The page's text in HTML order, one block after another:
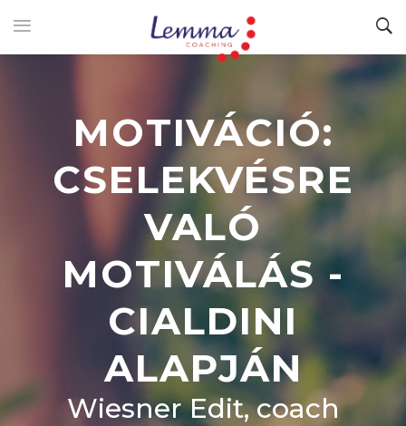
MOTIVÁCIÓ:
CSELEKVÉSRE
VALÓ
MOTIVÁLÁS -
CIALDINI
ALAPJÁN
Wiesner Edit, coach